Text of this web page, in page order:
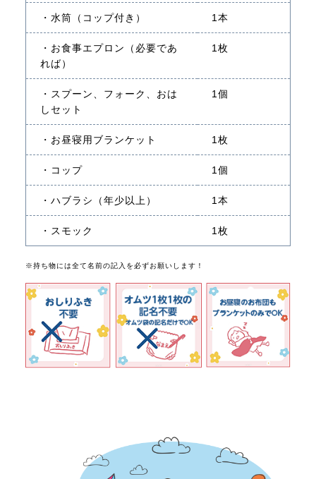
・水筒（コップ付き） 1本
・お食事エプロン（必要であ
れば）
1枚
・スプーン、フォーク、おは
しセット
1個
・お昼寝用ブランケット 1枚
・コップ 1個
・ハブラシ（年少以上） 1本
・スモック 1枚
※持ち物には全て名前の記入を必ずお願いします！